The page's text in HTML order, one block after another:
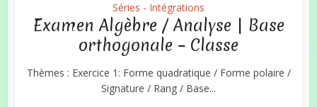
Séries - Intégrations
Examen Algèbre / Analyse | Base
orthogonale – Classe
Thèmes : Exercice 1: Forme quadratique / Forme polaire /
Signature / Rang / Base...